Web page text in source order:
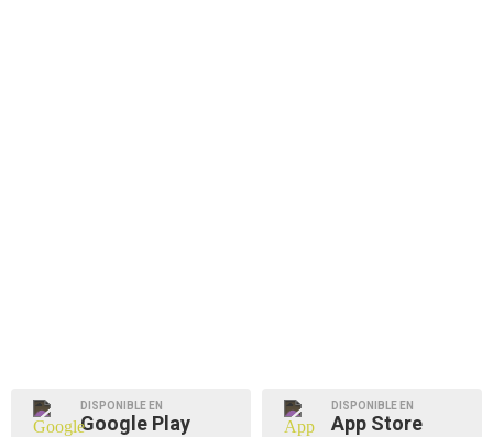
DISPONIBLE EN
Google Play
DISPONIBLE EN
App Store